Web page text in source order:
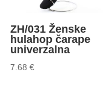
ZH/031 Ženske
hulahop čarape
univerzalna
7.68€